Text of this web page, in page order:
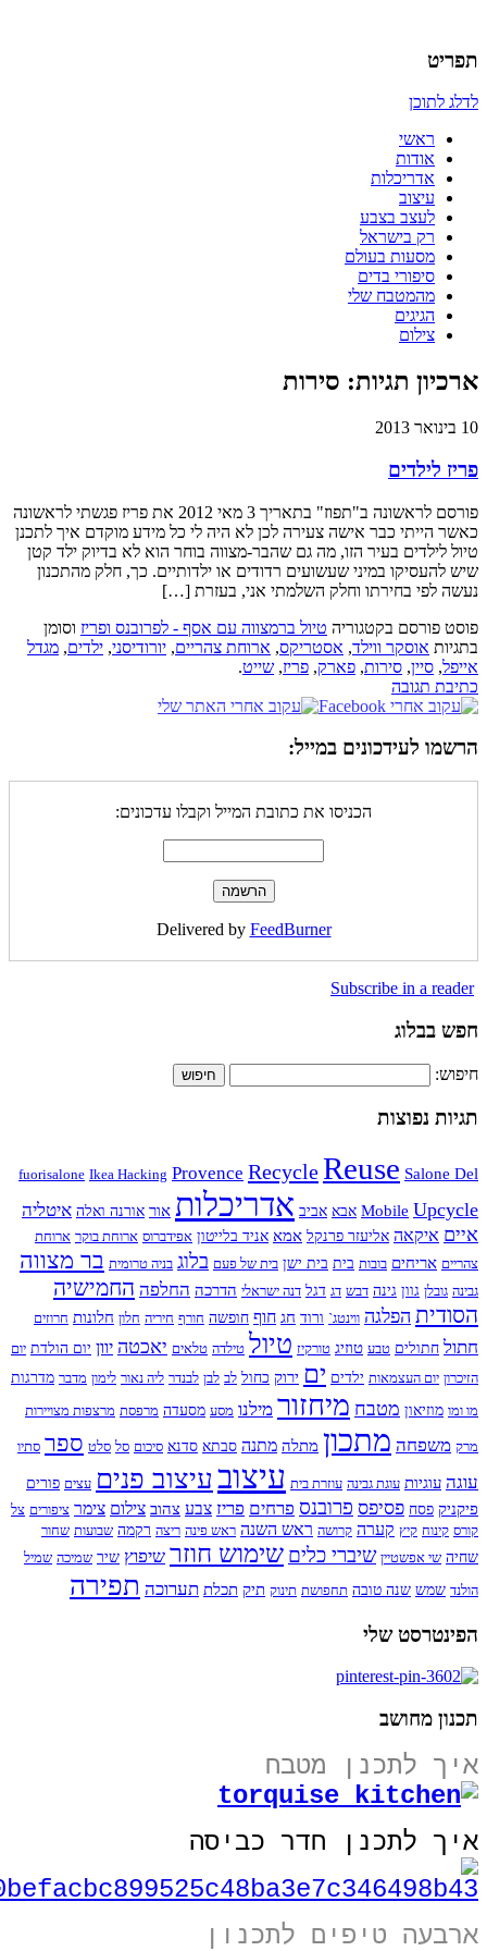
כמו אויר לנשימה – בלוג של
אדריכלית
תפריט
לדלג לתוכן
ראשי
אודות
אדריכלות
עיצוב
לעצב בצבע
רק בישראל
מסעות בעולם
סיפורי בדים
מהמטבח שלי
הגיגים
צילום
ארכיון תגיות: סירות
10 בינואר 2013
פריז לילדים
פורסם לראשונה ב"תפוז" בתאריך 3 מאי 2012 את פריז פגשתי לראשונה
כאשר הייתי כבר אישה צעירה לכן לא היה לי כל מידע מוקדם איך לתכנן
טיול לילדים בעיר הזו, מה גם שהבר-מצווה בוחר הוא לא בדיוק ילד קטן
שיש להעסיקו במיני שעשועים רדודים או ילדותיים. כך, חלק מהתכנון
נעשה לפי בחירתו וחלק השלמתי אני, בעזרת […]
פוסט פורסם בקטגוריהטיול ברמצווה עם אסף - לפרובנס ופריזוסומן
בתגיותאוסקר ווילד,אסטריקס,ארוחת צהריים,יורודיסני,ילדים,מגדל
אייפל,סיין,סירות,פארק,פריז,שייט.
כתיבת תגובה
הרשמו לעידכונים במייל:
הכניסו את כתובת המייל וקבלו עדכונים:
Delivered byFeedBurner
Subscribe in a reader
חפש בבלוג
חיפוש:
תגיות נפוצות
fuorisalone Ikea Hacking Provence Recycle Reuse Salone Del
Mobile Upcycle אבא אביב אדריכלות אור אורנה ואלה איטליה
איים איקאה אליעזר פרנקל אמא אניד בלייטון אפידברוס ארוחת בוקר ארוחת
צהריים אריחים בובות בית בית ישן בית של פעם בלוג בניה טרומית בר מצווה
גבינה גובלן גוון גינה דבש דג דגל דנה ישראלי הדרכה החלפה החמישיה
הסודית הפלגה ווינטג` ורוד חג חוף חופשה חורף חיריה חלון חלונות חרוזים
חתול חתולים טבע טוזיג טורקיז טיול טילדה טלאים יאכטה יוון יום הולדת יום
הזיכרון יום העצמאות ילדים ים ירוק כחול לב לבן לבנדר ליה נאור לימון מדבר מדרגות
מו ומו מוזיאון מטבח מיחזור מילנו מסע מסעדה מרפסת מרצפות מצויירות
מרק משפחה מתכון מתלה מתנה סבתא סדנא סיכום סל סלט ספר סתיו
עוגה עוגיות עוגת גבינה עוזרת בית עיצובעיצוב פנים עצים פורים
פיקניק פסח פסיפס פרובנס פרחים פריז צבע צהוב צילום צימר ציפורים צל
קורס קינוח קיץ קערה קרושה ראש השנה ראש פינה ריצה רקמה שבועות שחור
שחיה שי אפשטיין שיברי כליםשימוש חוזר שיפוץ שיר שמיכה שמיל
הולנד שמש שנה טובה תחפושת תינוק תיק תכלת תערוכה תפירה
הפינטרסט שלי
תכנון מחושב
איך לתכנן מטבח
איך לתכנן חדר כביסה
ארבעה טיפים לתכנון